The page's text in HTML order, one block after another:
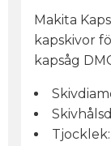
Makita
kapskivor
kapsåg